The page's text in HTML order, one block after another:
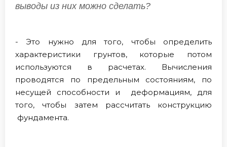
выводы из них можно сделать?
- Это нужно для того, чтобы определить
характеристики грунтов, которые потом
используются в расчетах. Вычисления
проводятся по предельным состояниям, по
несущей способности и деформациям, для
того, чтобы затем рассчитать конструкцию
фундамента.